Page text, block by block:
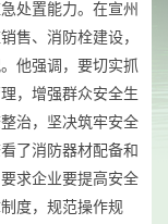
处置能力。在宣州
售、消防栓建设，
他强调，要切实抓
，增强群众安全生
治，坚决筑牢安全
了消防器材配备和
求企业要提高安全
度，规范操作规